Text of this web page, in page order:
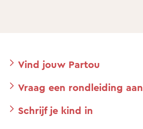
Vind jouw Partou
Vraag een rondleiding aan
Schrijf je kind in